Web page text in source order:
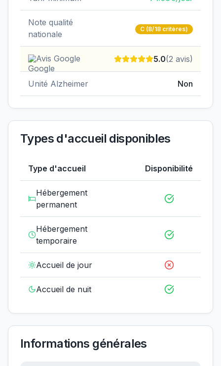
Note qualité
nationale
C (8/18 critères)
Avis Google 5.0(2 avis)
Unité Alzheimer Non
Types d'accueil disponibles
Type d'accueil Disponibilité
Hébergement
permanent
Hébergement
temporaire
Accueil de jour
Accueil de nuit
Informations générales